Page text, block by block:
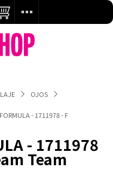
OJOS
- 1711978 - PALLETA -
- 1711978
Team